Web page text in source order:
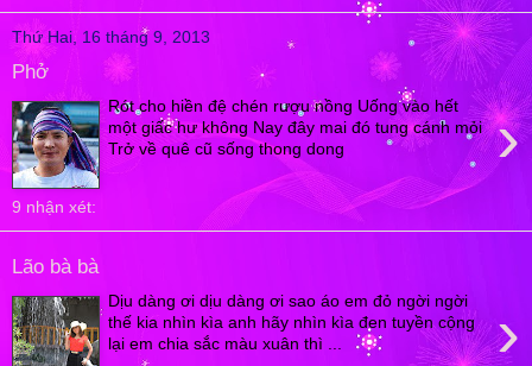
Thứ Hai, 16 tháng 9, 2013
Phở
›
Rót cho hiền đệ chén rượu nồng Uống vào hết
một giấc hư không Nay đây mai đó tung cánh mỏi
Trở về quê cũ sống thong dong
9 nhận xét:
Lão bà bà
›
Dịu dàng ơi dịu dàng ơi sao áo em đỏ ngời ngời
thế kia nhìn kìa anh hãy nhìn kìa đen tuyền cộng
lại em chia sắc màu xuân thì ...